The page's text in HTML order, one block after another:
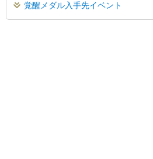
覚醒メダル入手先イベント